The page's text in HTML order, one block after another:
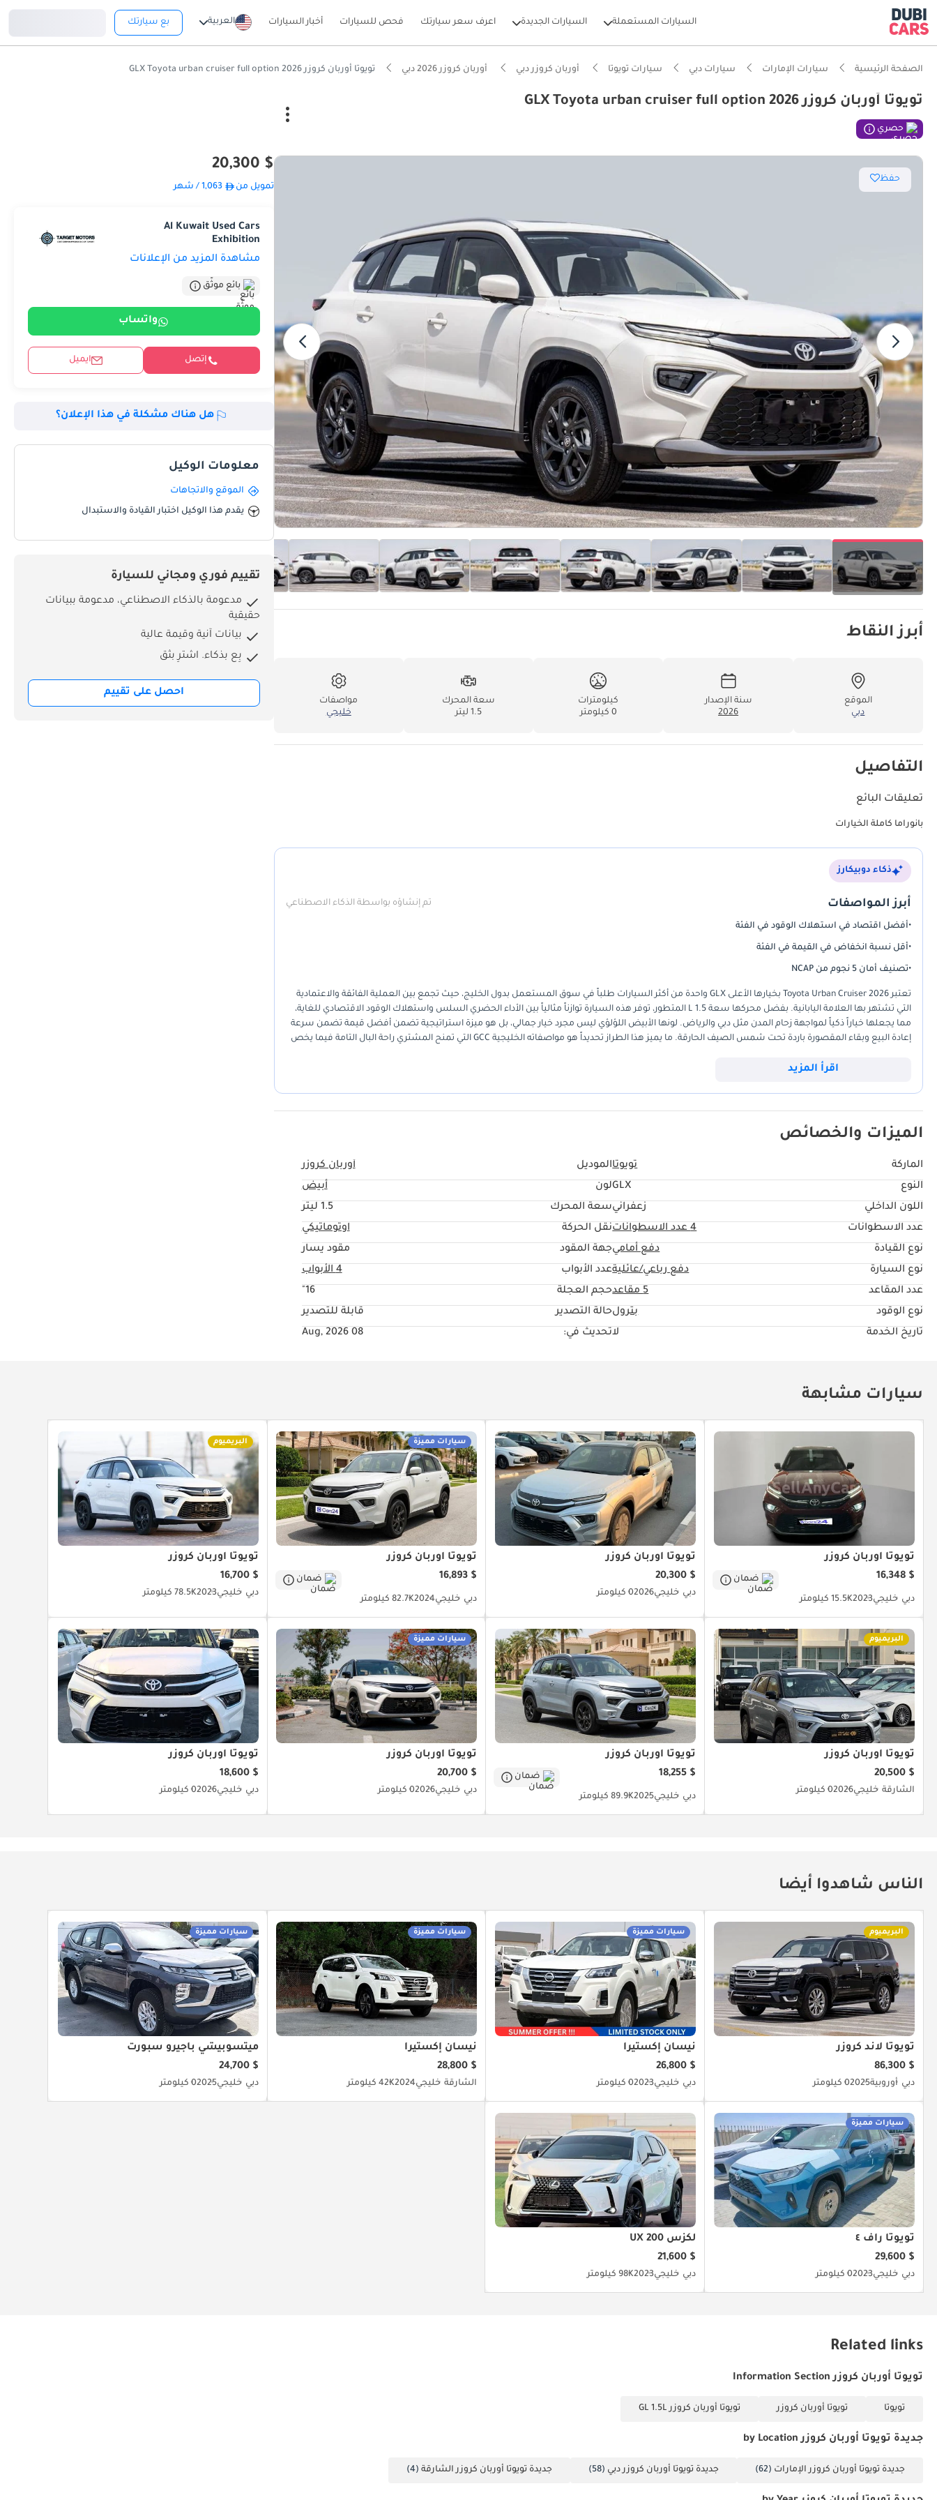
السيارات المستعملة السيارات الجديدة اعرف سعر سيارتك فحص للسيارات أخبار السيارات العربية بع سيارتك
الصفحة الرئيسية سيارات الإمارات سيارات دبي سيارات تويوتا أوربان كروزر دبي أوربان كروزر 2026 دبي تويوتا أوربان كروزر GLX Toyota urban cruiser full option 2026
تويوتا أوربان كروزر GLX Toyota urban cruiser full option 2026
حصري
حفظ
أبرز النقاط
الموقع
دبي
سنة الإصدار
2026
كيلومترات
0 كيلومتر
سعة المحرك
1.5 ليتر
مواصفات
خليجي
التفاصيل
تعليقات البائع
بانوراما كاملة الخيارات
ذكاء دوبيكارز
أبرز المواصفات تم إنشاؤه بواسطة الذكاء الاصطناعي
•أفضل اقتصاد في استهلاك الوقود في الفئة
•أقل نسبة انخفاض في القيمة في الفئة
•تصنيف أمان 5 نجوم من NCAP
تعتبر Toyota Urban Cruiser 2026 بخيارها الأعلى GLX واحدة من أكثر السيارات طلباً في سوق المستعمل بدول الخليج، حيث تجمع بين العملية الفائقة والاعتمادية
التي تشتهر بها العلامة اليابانية. بفضل محركها سعة 1.5 L المتطور، توفر هذه السيارة توازناً مثالياً بين الأداء الحضري السلس واستهلاك الوقود الاقتصادي للغاية،
مما يجعلها خياراً ذكياً لمواجهة زحام المدن مثل دبي والرياض. لونها الأبيض اللؤلؤي ليس مجرد خيار جمالي، بل هو ميزة استراتيجية تضمن أفضل قيمة تضمن سرعة
إعادة البيع وبقاء المقصورة باردة تحت شمس الصيف الحارقة. ما يميز هذا الطراز تحديداً هو مواصفاته الخليجية GCC التي تمنح المشتري راحة البال التامة فيما يخص
وتحافظ على قيمتها السوقية لسنوات طويلة.
اقرأ المزيد
الميزات والخصائص
الماركة تويوتاالموديل
أوربان كروزر
النوع
GLXلون
أبيض
اللون الداخلي
زعفرانيسعة المحرك
1.5 ليتر
عدد الاسطوانات
4عدد الاسطواناتنقل الحركة
اوتوماتيكي
نوع القيادة
دفع أماميجهة المقود
مقود يسار
نوع السيارة
دفع رباعي/عائليةعدد الأبواب
4 الأبواب
عدد المقاعد
5 مقاعد حجم العجلة
16"
نوع الوقود
بترولحالة التصدير
قابلة للتصدير
تاريخ الخدمة
لاتحديث في: 08 Aug, 2026
$ 20,300
تمويل من 1,063 / شهر
Al Kuwait Used Cars
Exhibition
مشاهدة المزيد من الإعلانات
بائع موثّق
واتساب
إتصل ايميل
هل هناك مشكلة في هذا الإعلان؟
معلومات الوكيل
الموقع والاتجاهات
يقدم هذا الوكيل اختبار القيادة والاستبدال
تقييم فوري ومجاني للسيارة
مدعومة بالذكاء الاصطناعي، مدعومة ببيانات
حقيقية
بيانات آنية وقيمة عالية
بِع بذكاء. اشترِ بثق
احصل على تقييم
سيارات مشابهة
تويوتا أوربان كروزر
$ 16,348
ضمان
دبي خليجي202315.5K كيلومتر
تويوتا أوربان كروزر
$ 20,300
دبي خليجي20260 كيلومتر
سيارات مميزة
تويوتا أوربان كروزر
$ 16,893
ضمان
دبي خليجي202482.7K كيلومتر
البريميوم
تويوتا أوربان كروزر
$ 16,700
دبي خليجي202378.5K كيلومتر
البريميوم
تويوتا أوربان كروزر
$ 20,500
الشارقة خليجي20260 كيلومتر
تويوتا أوربان كروزر
$ 18,255
ضمان
دبي خليجي202589.9K كيلومتر
سيارات مميزة
تويوتا أوربان كروزر
$ 20,700
دبي خليجي20260 كيلومتر
تويوتا أوربان كروزر
$ 18,600
دبي خليجي20260 كيلومتر
الناس شاهدوا أيضا
البريميوم
تويوتا لاند كروزر
$ 86,300
دبي أوروبية20250 كيلومتر
سيارات مميزة
نيسان إكستيرا
$ 26,800
دبي خليجي20230 كيلومتر
سيارات مميزة
نيسان إكستيرا
$ 28,800
الشارقة خليجي202442K كيلومتر
سيارات مميزة
ميتسوبيشي باجيرو سبورت
$ 24,700
دبي خليجي20250 كيلومتر
سيارات مميزة
تويوتا راف ٤
$ 29,600
دبي خليجي20230 كيلومتر
لكزس UX 200
$ 21,600
دبي خليجي202398K كيلومتر
Related links
تويوتا أوربان كروزر Information Section
تويوتا تويوتا أوربان كروزر تويوتا أوربان كروزر GL 1.5L
جديدة تويوتا أوربان كروزر by Location
جديدة تويوتا أوربان كروزر الإمارات (62) جديدة تويوتا أوربان كروزر دبي (58) جديدة تويوتا أوربان كروزر الشارقة (4)
تصنيف أمان 5 نجوم من NCAP